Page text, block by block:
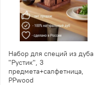
Набор для специй из дуба
"Рустик", 3
предмета+салфетница,
PPwood